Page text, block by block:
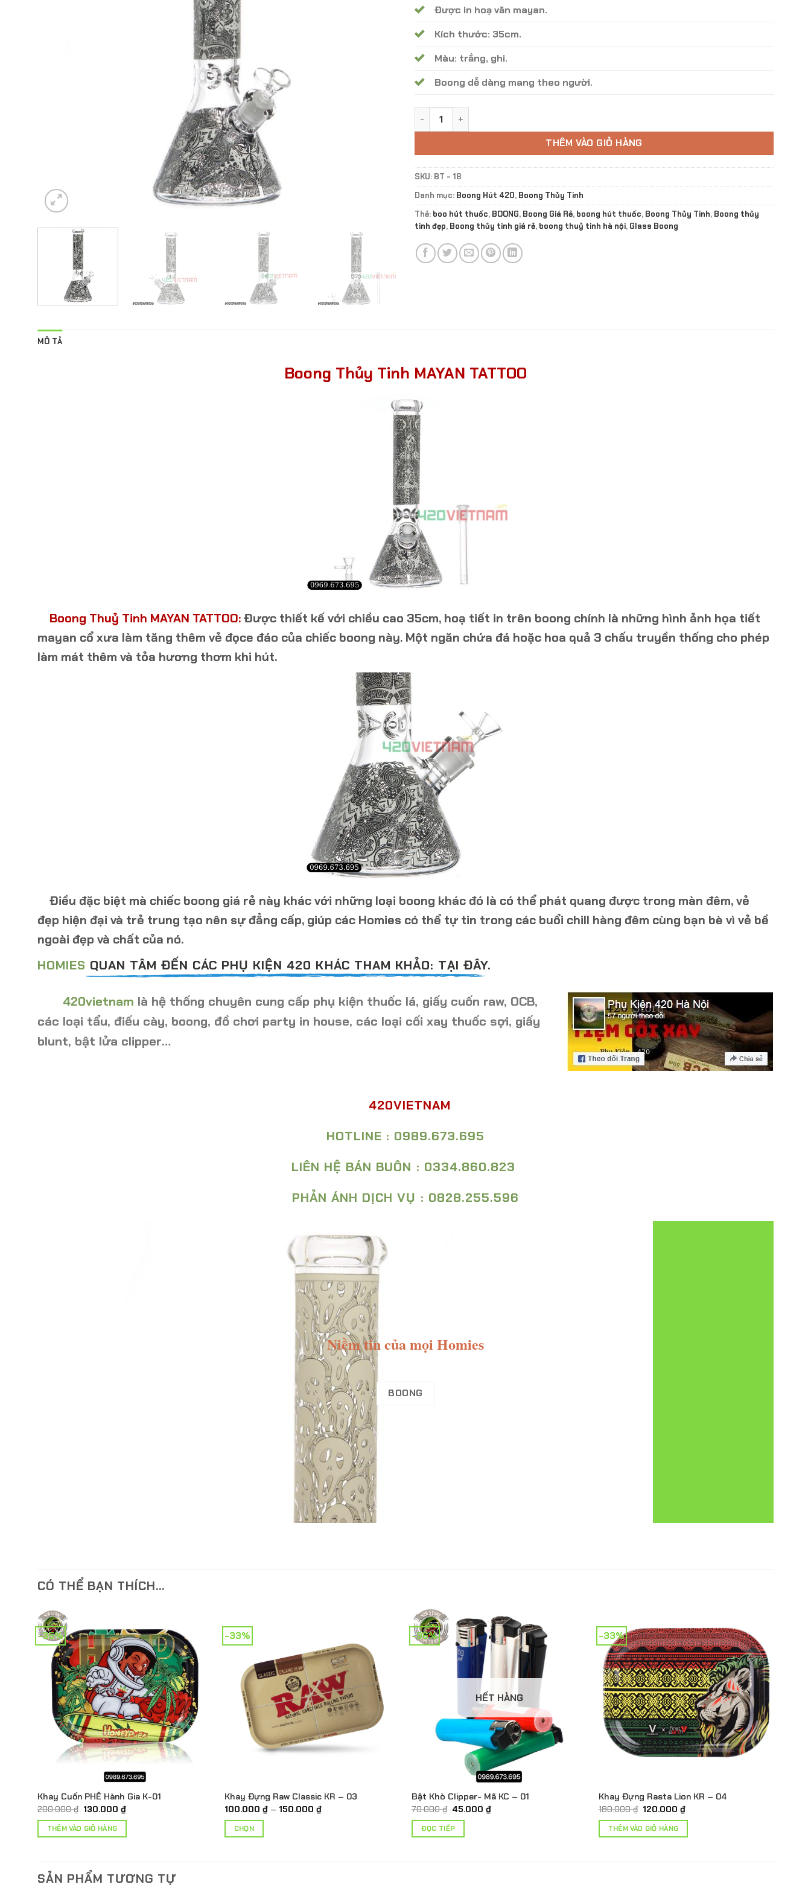
Được in hoạ văn mayan.
Kích thước: 35cm.
Màu: trắng, ghi.
Boong dễ dàng mang theo người.
THÊM VÀO GIỎ HÀNG
SKU: BT - 18
Danh mục: Boong Hút 420, Boong Thủy Tinh
Thẻ: boo hút thuốc, BOONG, Boong Giá Rẻ, boong hút thuốc, Boong Thủy Tinh, Boong thủy
tinh đẹp, Boong thủy tinh giá rẻ, boong thuỷ tinh hà nội, Glass Boong
MÔ TẢ
Boong Thủy Tinh MAYAN TATTOO
Boong Thuỷ Tinh MAYAN TATTOO:Được thiết kế với chiều cao 35cm, hoạ tiết in trên boong chính là những hình ảnh họa tiết
mayan cổ xưa làm tăng thêm vẻ đọce đáo của chiếc boong này. Một ngăn chứa đá hoặc hoa quả 3 chấu truyền thống cho phép
làm mát thêm và tỏa hương thơm khi hút.
Điều đặc biệt mà chiếc boong giá rẻ này khác với những loại boong khác đó là có thể phát quang được trong màn đêm, vẻ
đẹp hiện đại và trẻ trung tạo nên sự đẳng cấp, giúp các Homies có thể tự tin trong các buổi chill hàng đêm cùng bạn bè vì vẻ bề
ngoài đẹp và chất của nó.
HOMIES QUAN TÂM ĐẾN CÁC PHỤ KIỆN 420 KHÁC THAM KHẢO: TẠI ĐÂY.
420vietnam là hệ thống chuyên cung cấp phụ kiện thuốc lá, giấy cuốn raw, OCB,
các loại tẩu, điếu cày, boong, đồ chơi party in house, các loại cối xay thuốc sợi, giấy
blunt, bật lửa clipper…
420VIETNAM
HOTLINE : 0989.673.695
LIÊN HỆ BÁN BUÔN : 0334.860.823
PHẢN ÁNH DỊCH VỤ : 0828.255.596
Niềm tin của mọi Homies
BOONG
CÓ THỂ BẠN THÍCH…
-35%
Khay Cuốn PHÊ Hành Gia K-01
200.000₫ Giá
là:
200.000 ₫.
130.000₫Giá
THÊM VÀO GIỎ HÀNG
-33%
Khay Đựng Raw Classic KR – 03
100.000 ₫ – 150.000 ₫Khoảng
giá:
CHỌN
-36%
HẾT HÀNG
Bật Khò Clipper- Mã KC – 01
70.000₫ Giá
là:
70.000 ₫.
45.000₫Giá
ĐỌC TIẾP
-33%
Khay Đựng Rasta Lion KR – 04
180.000₫ Giá
là:
180.000 ₫.
120.000₫Giá
là:
THÊM VÀO GIỎ HÀNG
SẢN PHẨM TƯƠNG TỰ